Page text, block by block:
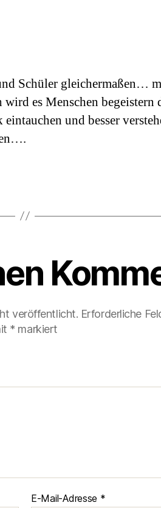
Schüler gleichermaßen…
es Menschen begeistern
und besser
veröffentlicht. Erforderliche
* markiert
E-Mail-Adresse *